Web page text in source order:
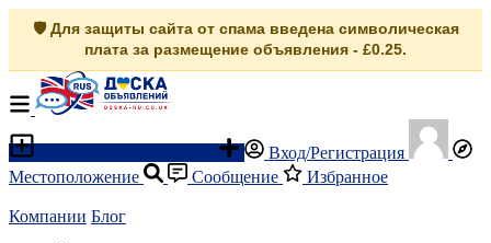
🛡️ Для защиты сайта от спама введена символическая
плата за размещение объявления - £0.25.
Вход/Регистрация
Местоположение
Сообщение Избранное
Компании Блог